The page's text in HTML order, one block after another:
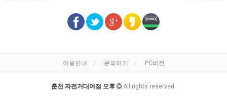
이용안내 문의하기 PC버전
춘천 자전거대여점 오후 All rights reserved.